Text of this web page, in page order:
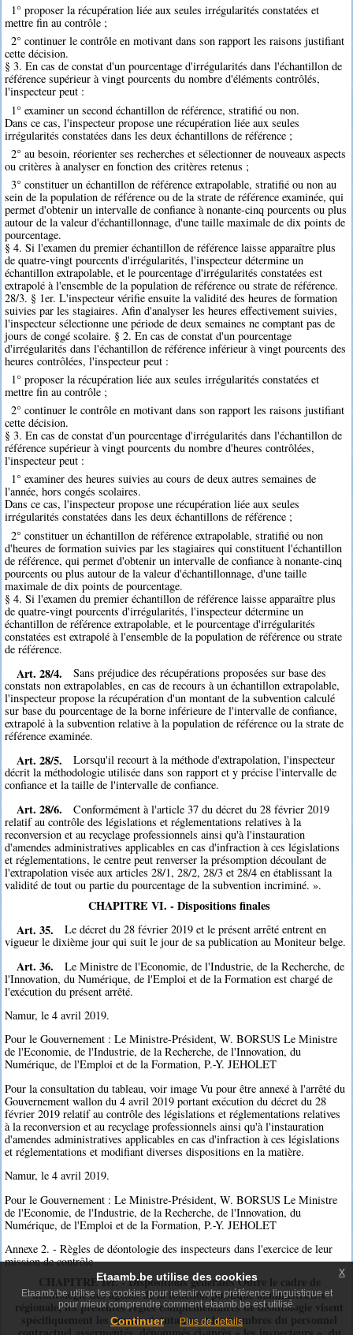
1° proposer la récupération liée aux seules irrégularités constatées et
mettre fin au contrôle ;
2° continuer le contrôle en motivant dans son rapport les raisons justifiant
cette décision.
§ 3. En cas de constat d'un pourcentage d'irrégularités dans l'échantillon de
référence supérieur à vingt pourcents du nombre d'éléments contrôlés,
l'inspecteur peut :
1° examiner un second échantillon de référence, stratifié ou non.
Dans ce cas, l'inspecteur propose une récupération liée aux seules
irrégularités constatées dans les deux échantillons de référence ;
2° au besoin, réorienter ses recherches et sélectionner de nouveaux aspects
ou critères à analyser en fonction des critères retenus ;
3° constituer un échantillon de référence extrapolable, stratifié ou non au
sein de la population de référence ou de la strate de référence examinée, qui
permet d'obtenir un intervalle de confiance à nonante-cinq pourcents ou plus
autour de la valeur d'échantillonnage, d'une taille maximale de dix points de
pourcentage.
§ 4. Si l'examen du premier échantillon de référence laisse apparaître plus
de quatre-vingt pourcents d'irrégularités, l'inspecteur détermine un
échantillon extrapolable, et le pourcentage d'irrégularités constatées est
extrapolé à l'ensemble de la population de référence ou strate de référence.
28/3. § 1er. L'inspecteur vérifie ensuite la validité des heures de formation
suivies par les stagiaires. Afin d'analyser les heures effectivement suivies,
l'inspecteur sélectionne une période de deux semaines ne comptant pas de
jours de congé scolaire. § 2. En cas de constat d'un pourcentage
d'irrégularités dans l'échantillon de référence inférieur à vingt pourcents des
heures contrôlées, l'inspecteur peut :
1° proposer la récupération liée aux seules irrégularités constatées et
mettre fin au contrôle ;
2° continuer le contrôle en motivant dans son rapport les raisons justifiant
cette décision.
§ 3. En cas de constat d'un pourcentage d'irrégularités dans l'échantillon de
référence supérieur à vingt pourcents du nombre d'heures contrôlées,
l'inspecteur peut :
1° examiner des heures suivies au cours de deux autres semaines de
l'année, hors congés scolaires.
Dans ce cas, l'inspecteur propose une récupération liée aux seules
irrégularités constatées dans les deux échantillons de référence ;
2° constituer un échantillon de référence extrapolable, stratifié ou non
d'heures de formation suivies par les stagiaires qui constituent l'échantillon
de référence, qui permet d'obtenir un intervalle de confiance à nonante-cinq
pourcents ou plus autour de la valeur d'échantillonnage, d'une taille
maximale de dix points de pourcentage.
§ 4. Si l'examen du premier échantillon de référence laisse apparaître plus
de quatre-vingt pourcents d'irrégularités, l'inspecteur détermine un
échantillon de référence extrapolable, et le pourcentage d'irrégularités
constatées est extrapolé à l'ensemble de la population de référence ou strate
de référence.
Art. 28/4.
Sans préjudice des récupérations proposées sur base des
constats non extrapolables, en cas de recours à un échantillon extrapolable,
l'inspecteur propose la récupération d'un montant de la subvention calculé
sur base du pourcentage de la borne inférieure de l'intervalle de confiance,
extrapolé à la subvention relative à la population de référence ou la strate de
référence examinée.
Art. 28/5.
Lorsqu'il recourt à la méthode d'extrapolation, l'inspecteur
décrit la méthodologie utilisée dans son rapport et y précise l'intervalle de
confiance et la taille de l'intervalle de confiance.
Art. 28/6.
Conformément à l'article 37 du décret du 28 février 2019
relatif au contrôle des législations et réglementations relatives à la
reconversion et au recyclage professionnels ainsi qu'à l'instauration
d'amendes administratives applicables en cas d'infraction à ces législations
et réglementations, le centre peut renverser la présomption découlant de
l'extrapolation visée aux articles 28/1, 28/2, 28/3 et 28/4 en établissant la
validité de tout ou partie du pourcentage de la subvention incriminé. ».
CHAPITRE VI. - Dispositions finales
Art. 35.
Le décret du 28 février 2019 et le présent arrêté entrent en
vigueur le dixième jour qui suit le jour de sa publication au Moniteur belge.
Art. 36.
Le Ministre de l'Economie, de l'Industrie, de la Recherche, de
l'Innovation, du Numérique, de l'Emploi et de la Formation est chargé de
l'exécution du présent arrêté.
Namur, le 4 avril 2019.
Pour le Gouvernement : Le Ministre-Président, W. BORSUS Le Ministre
de l'Economie, de l'Industrie, de la Recherche, de l'Innovation, du
Numérique, de l'Emploi et de la Formation, P.-Y. JEHOLET
Pour la consultation du tableau, voir image Vu pour être annexé à l'arrêté du
Gouvernement wallon du 4 avril 2019 portant exécution du décret du 28
février 2019 relatif au contrôle des législations et réglementations relatives
à la reconversion et au recyclage professionnels ainsi qu'à l'instauration
d'amendes administratives applicables en cas d'infraction à ces législations
et réglementations et modifiant diverses dispositions en la matière.
Namur, le 4 avril 2019.
Pour le Gouvernement : Le Ministre-Président, W. BORSUS Le Ministre
de l'Economie, de l'Industrie, de la Recherche, de l'Innovation, du
Numérique, de l'Emploi et de la Formation, P.-Y. JEHOLET
Annexe 2. - Règles de déontologie des inspecteurs dans l'exercice de leur
mission de contrôle
CHAPITRE Ier. - Dispositions générales Outre le cadre de
déontologie des agents de la fonction publique administrative
régionale, les présentes règles complémentaires de déontologie visent
spécifiquement les agents statutaires et les membres du personnel
Etaamb.be utilise des cookies
Etaamb.be utilise les cookies pour retenir votre préférence linguistique et
pour mieux comprendre comment etaamb.be est utilisé.
Continuer Plus de details
x